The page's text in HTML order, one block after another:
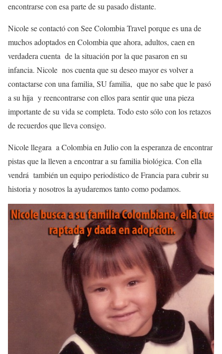
encontrarse con esa parte de su pasado distante.
Nicole se contactó con See Colombia Travel porque es una de
muchos adoptados en Colombia que ahora, adultos, caen en
verdadera cuenta de la situación por la que pasaron en su
infancia. Nicole nos cuenta que su deseo mayor es volver a
contactarse con una familia, SU familia, que no sabe que le pasó
a su hija y reencontrarse con ellos para sentir que una pieza
importante de su vida se completa. Todo esto sólo con los retazos
de recuerdos que lleva consigo.
Nicole llegara a Colombia en Julio con la esperanza de encontrar
pistas que la lleven a encontrar a su familia biológica. Con ella
vendrá también un equipo periodístico de Francia para cubrir su
historia y nosotros la ayudaremos tanto como podamos.